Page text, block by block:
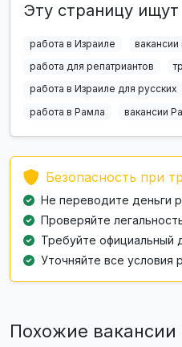
Эту страницу ищут
работа в Израиле
работа для репатриантов
работа в Израиле для русских
работа в Рамла
вакансии
Безопасность при
Не переводите деньги
Проверяйте
Требуйте официальный
Уточняйте все условия
Похожие вакансии